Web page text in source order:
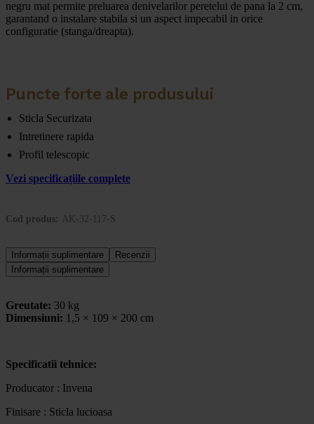
negru mat permite preluarea denivelarilor peretelui de pana la 2 cm,
garantand o instalare stabila si un aspect impecabil in orice
configuratie (stanga/dreapta).
Puncte forte ale produsului
Sticla Securizata
Intretinere rapida
Profil telescopic
Vezi specificațiile complete
Cod produs: AK-32-117-S
Informații suplimentare
Recenzii
Informații suplimentare
Greutate: 30 kg
Dimensiuni: 1,5 × 109 × 200 cm
Specificatii tehnice:
Producator : Invena
Finisare : Sticla lucioasa